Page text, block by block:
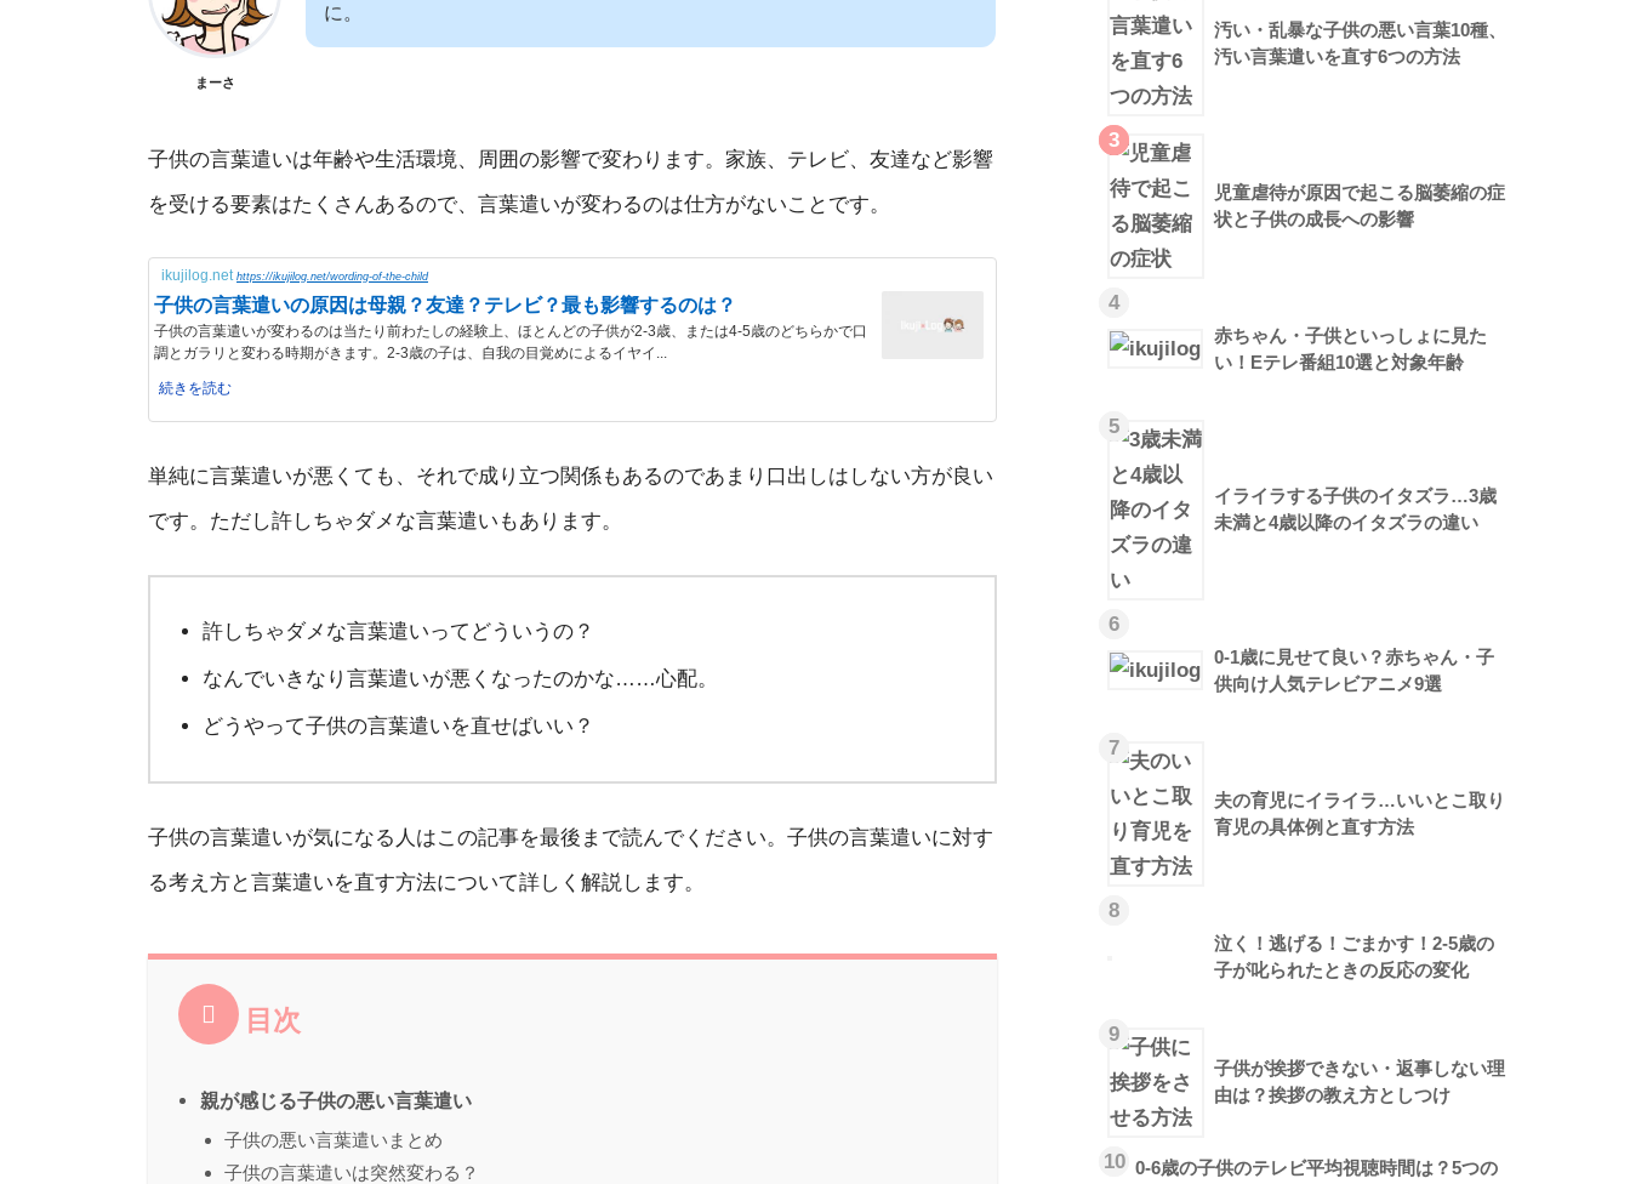
まーさ
に。
子供の言葉遣いは年齢や生活環境、周囲の影響で変わります。家族、テレビ、友達など影響
を受ける要素はたくさんあるので、言葉遣いが変わるのは仕方がないことです。
ikujilog.net https://ikujilog.net/wording-of-the-child
子供の言葉遣いの原因は母親？友達？テレビ？最も影響するのは？
子供の言葉遣いが変わるのは当たり前わたしの経験上、ほとんどの子供が2-3歳、または4-5歳のどちらかで口
調とガラリと変わる時期がきます。2-3歳の子は、自我の目覚めによるイヤイ...
続きを読む
単純に言葉遣いが悪くても、それで成り立つ関係もあるのであまり口出しはしない方が良い
です。ただし許しちゃダメな言葉遣いもあります。
許しちゃダメな言葉遣いってどういうの？
なんでいきなり言葉遣いが悪くなったのかな……心配。
どうやって子供の言葉遣いを直せばいい？
子供の言葉遣いが気になる人はこの記事を最後まで読んでください。子供の言葉遣いに対す
る考え方と言葉遣いを直す方法について詳しく解説します。
目次
親が感じる子供の悪い言葉遣い
子供の悪い言葉遣いまとめ
子供の言葉遣いは突然変わる？
汚い・乱暴な子供の悪い言葉10種、
汚い言葉遣いを直す6つの方法
3
児童虐待が原因で起こる脳萎縮の症
状と子供の成長への影響
4
赤ちゃん・子供といっしょに見た
い！Eテレ番組10選と対象年齢
5
イライラする子供のイタズラ…3歳
未満と4歳以降のイタズラの違い
6
0-1歳に見せて良い？赤ちゃん・子
供向け人気テレビアニメ9選
7
夫の育児にイライラ…いいとこ取り
育児の具体例と直す方法
8
泣く！逃げる！ごまかす！2-5歳の
子が叱られたときの反応の変化
9
子供が挨拶できない・返事しない理
由は？挨拶の教え方としつけ
10 0-6歳の子供のテレビ平均視聴時間は？5つの